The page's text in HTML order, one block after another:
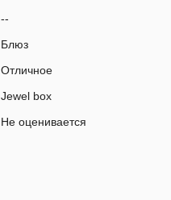
--
Блюз
Отличное
Jewel box
Не оценивается